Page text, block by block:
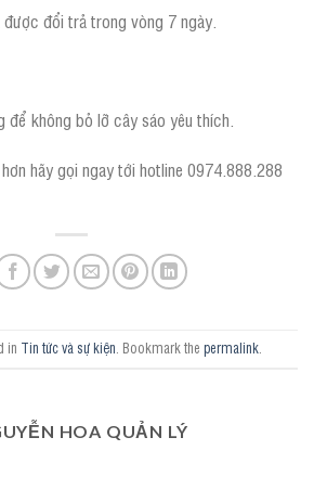
đổi trả trong vòng 7 ngày.
để không bỏ lỡ cây sáo yêu thích.
hãy gọi ngay tới hotline 0974.888.288
in Tin tức và sự kiện. Bookmark the permalink.
HOA QUẢN LÝ